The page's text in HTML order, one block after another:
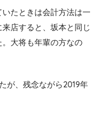
たときは会計方法は一
店すると、坂本と同じ
。大将も年輩の方なの
が、残念ながら2019年